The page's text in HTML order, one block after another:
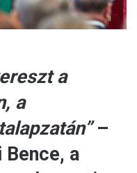
a
a
–
a